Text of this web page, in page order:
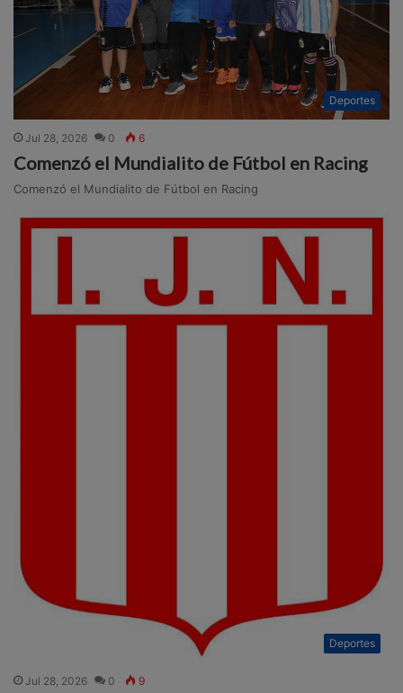
Deportes
Jul 28, 2026 0 6
Comenzó el Mundialito de Fútbol en Racing
Comenzó el Mundialito de Fútbol en Racing
Deportes
Jul 28, 2026 0 9